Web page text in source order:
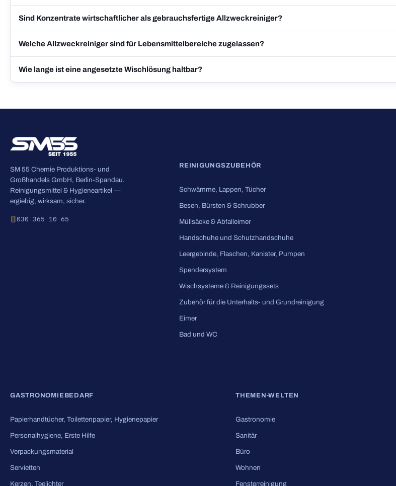
Sind Konzentrate wirtschaftlicher als gebrauchsfertige Allzweckreiniger?
Welche Allzweckreiniger sind für Lebensmittelbereiche zugelassen?
Wie lange ist eine angesetzte Wischlösung haltbar?
SM 55 Chemie Produktions- und
Großhandels GmbH, Berlin-Spandau.
Reinigungsmittel & Hygieneartikel —
ergiebig, wirksam, sicher.
030 365 10 65
REINIGUNGSZUBEHÖR
Schwämme, Lappen, Tücher
Besen, Bürsten & Schrubber
Müllsäcke & Abfalleimer
Handschuhe und Schutzhandschuhe
Leergebinde, Flaschen, Kanister, Pumpen
Spendersystem
Wischsysteme & Reinigungssets
Zubehör für die Unterhalts- und Grundreinigung
Eimer
Bad und WC
GASTRONOMIEBEDARF
Papierhandtücher, Toilettenpapier, Hygienepapier
Personalhygiene, Erste Hilfe
Verpackungsmaterial
Servietten
Kerzen, Teelichter
THEMEN-WELTEN
Gastronomie
Sanitär
Büro
Wohnen
Fensterreinigung